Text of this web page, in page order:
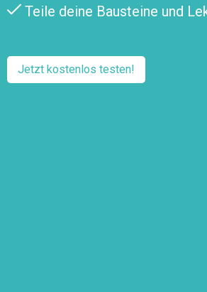
Teile deine Bausteine und
Jetzt kostenlos testen!